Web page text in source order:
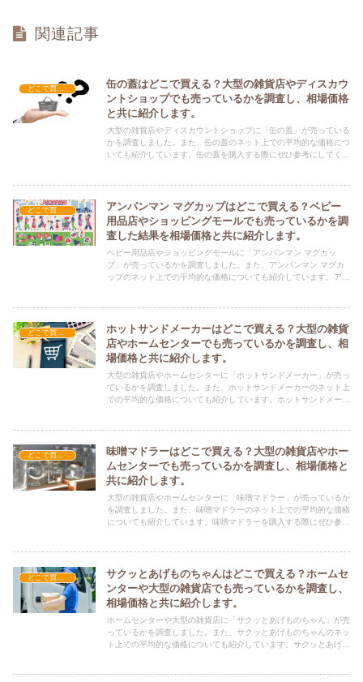
関連記事
缶の蓋はどこで買える？大型の雑貨店やディスカウ
ントショップでも売っているかを調査し、相場価格
と共に紹介します。
大型の雑貨店やディスカウントショップに「缶の蓋」が売っている
かを調査しました。また、缶の蓋のネット上での平均的な価格につ
いても紹介しています。缶の蓋を購入する際にぜひ参考にしてくだ
どこで買える？-調理器具・食器類
アンパンマン マグカップはどこで買える？ベビー
用品店やショッピングモールでも売っているかを調
査した結果を相場価格と共に紹介します。
ベビー用品店やショッピングモールに「アンパンマン マグカッ
プ」が売っているかを調査しました。また、アンパンマン マグカ
ップのネット上での平均的な価格についても紹介しています。アン
どこで買える？-調理器具・食器類
ホットサンドメーカーはどこで買える？大型の雑貨
店やホームセンターでも売っているかを調査し、相
場価格と共に紹介します。
大型の雑貨店やホームセンターに「ホットサンドメーカー」が売っ
ているかを調査しました。また、ホットサンドメーカーのネット上
での平均的な価格についても紹介しています。ホットサンドメーカ
どこで買える？-調理器具・食器類
味噌マドラーはどこで買える？大型の雑貨店やホー
ムセンターでも売っているかを調査し、相場価格と
共に紹介します。
大型の雑貨店やホームセンターに「味噌マドラー」が売っているか
を調査しました。また、味噌マドラーのネット上での平均的な価格
についても紹介しています。味噌マドラーを購入する際にぜひ参考
どこで買える？-調理器具・食器類
サクッとあげものちゃんはどこで買える？ホームセ
ンターや大型の雑貨店でも売っているかを調査し、
相場価格と共に紹介します。
ホームセンターや大型の雑貨店に「サクッとあげものちゃん」が売
っているかを調査しました。また、サクッとあげものちゃんのネッ
ト上での平均的な価格についても紹介しています。サクッとあげも